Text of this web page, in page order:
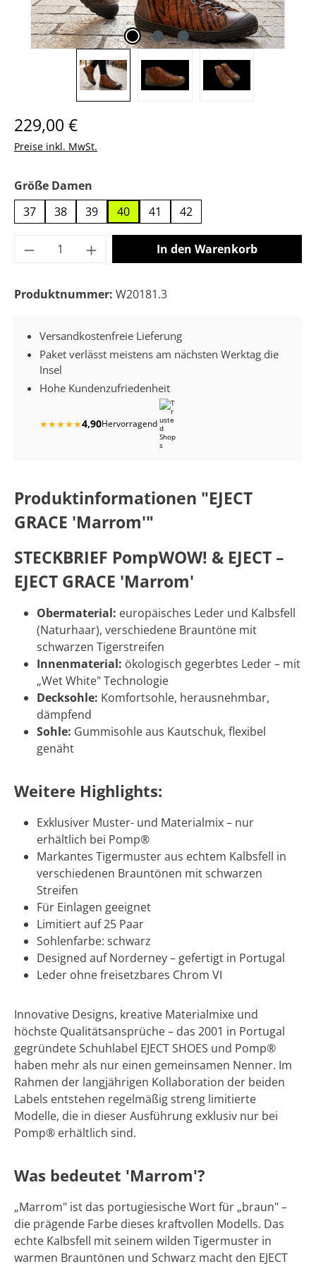
Regulärer Preis:
229,00 €
Preise inkl. MwSt.
Größe Damen
37
38 39 40 41 42
Produkt Anzahl: Gib den gewünschten
In den Warenkorb
Produktnummer: W20181.3
Versandkostenfreie Lieferung
Paket verlässt meistens am nächsten Werktag die
Insel
Hohe Kundenzufriedenheit
★★★★★4,90Hervorragend
Produktinformationen "EJECT
GRACE 'Marrom'"
STECKBRIEF PompWOW! & EJECT –
EJECT GRACE 'Marrom'
Obermaterial: europäisches Leder und Kalbsfell
(Naturhaar), verschiedene Brauntöne mit
schwarzen Tigerstreifen
Innenmaterial: ökologisch gegerbtes Leder – mit
„Wet White" Technologie
Decksohle: Komfortsohle, herausnehmbar,
dämpfend
Sohle: Gummisohle aus Kautschuk, flexibel
genäht
Weitere Highlights:
Exklusiver Muster- und Materialmix – nur
erhältlich bei Pomp®
Markantes Tigermuster aus echtem Kalbsfell in
verschiedenen Brauntönen mit schwarzen
Streifen
Für Einlagen geeignet
Limitiert auf 25 Paar
Sohlenfarbe: schwarz
Designed auf Norderney – gefertigt in Portugal
Leder ohne freisetzbares Chrom VI
Innovative Designs, kreative Materialmixe und
höchste Qualitätsansprüche – das 2001 in Portugal
gegründete Schuhlabel EJECT SHOES und Pomp®
haben mehr als nur einen gemeinsamen Nenner. Im
Rahmen der langjährigen Kollaboration der beiden
Labels entstehen regelmäßig streng limitierte
Modelle, die in dieser Ausführung exklusiv nur bei
Pomp® erhältlich sind.
Was bedeutet 'Marrom'?
„Marrom" ist das portugiesische Wort für „braun" –
die prägende Farbe dieses kraftvollen Modells. Das
echte Kalbsfell mit seinem wilden Tigermuster in
warmen Brauntönen und Schwarz macht den EJECT